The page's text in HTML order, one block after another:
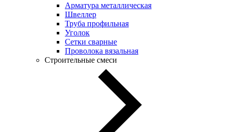
Арматура металлическая
Швеллер
Труба профильная
Уголок
Сетки сварные
Проволока вязальная
Строительные смеси